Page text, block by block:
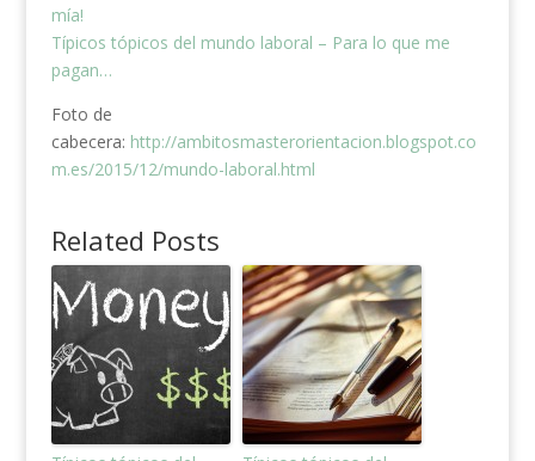
mía!
Típicos tópicos del mundo laboral – Para lo que me
pagan…
Foto de
cabecera: http://ambitosmasterorientacion.blogspot.co
m.es/2015/12/mundo-laboral.html
Related Posts